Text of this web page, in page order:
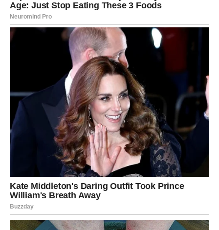
ili da upoznaš osobu koja ti odmah pokaže interesovanje
jasno, direktno, bez taktika.
Međutim, istina je i u tebi: ti više ne želiš polovične
odnose. Ne želiš dopisivanja bez smisla. Ne želiš da
čekaš da neko odluči da li te želi.
Ovne, ulaziš u fazu gde kažeš:
“Ako me hoćeš – budi tu. Ako ne – idi odmah.”
POVRATAK BIVŠE LJUBAVI: DA
LI JE OVO POSLEDNJA ŠANSA?
Za mnoge Ovnove, ovo je period u kom prošlost
pokušava da se vrati. Ali ne zato da te poremeti – nego
zato da vidi da li si naučio lekciju.